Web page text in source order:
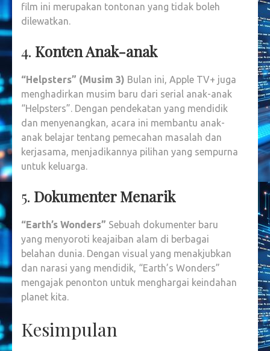
film ini merupakan tontonan yang tidak boleh
dilewatkan.
4. Konten Anak-anak
“Helpsters” (Musim 3) Bulan ini, Apple TV+ juga
menghadirkan musim baru dari serial anak-anak
“Helpsters”. Dengan pendekatan yang mendidik
dan menyenangkan, acara ini membantu anak-
anak belajar tentang pemecahan masalah dan
kerjasama, menjadikannya pilihan yang sempurna
untuk keluarga.
5. Dokumenter Menarik
“Earth’s Wonders” Sebuah dokumenter baru
yang menyoroti keajaiban alam di berbagai
belahan dunia. Dengan visual yang menakjubkan
dan narasi yang mendidik, “Earth’s Wonders”
mengajak penonton untuk menghargai keindahan
planet kita.
Kesimpulan